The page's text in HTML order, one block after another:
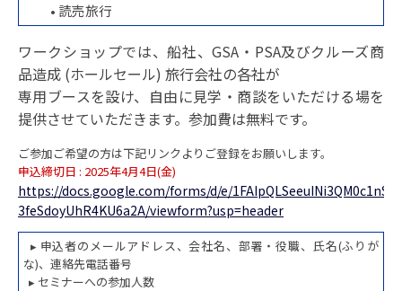
• 読売旅行
ワークショップでは、船社、GSA・PSA及びクルーズ商
品造成 (ホールセール) 旅行会社の各社が
専用ブースを設け、自由に見学・商談をいただける場を
提供させていただきます。参加費は無料です。
ご参加ご希望の方は下記リンクよりご登録をお願いします。
申込締切日 : 2025年4月4日(金)
https://docs.google.com/forms/d/e/
3feSdoyUhR4KU6a2A/viewform?usp=header
▸ 申込者のメールアドレス、会社名、部署・役職、氏名(ふりが
な)、連絡先電話番号
▸ セミナーへの参加人数